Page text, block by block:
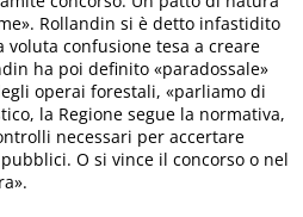
Rollandin si è detto infastidito
confusione tesa a creare
ha poi definito «paradossale»
operai forestali, «parliamo di
la Regione segue la normativa,
necessari per accertare
O si vince il concorso o nel